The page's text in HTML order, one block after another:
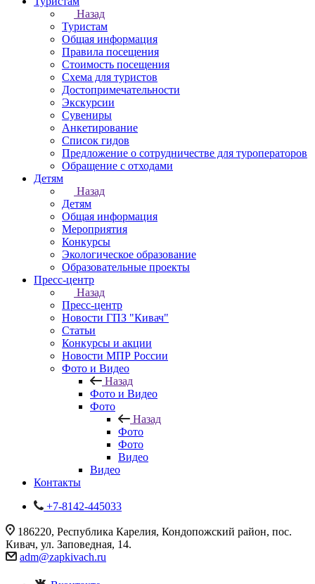
Назад
Туристам
Общая информация
Правила посещения
Стоимость посещения
Схема для туристов
Достопримечательности
Экскурсии
Сувениры
Анкетирование
Список гидов
Предложение о сотрудничестве для туроператоров
Обращение с отходами
Детям
Назад
Детям
Общая информация
Мероприятия
Конкурсы
Экологическое образование
Образовательные проекты
Пресс-центр
Назад
Пресс-центр
Новости ГПЗ "Кивач"
Статьи
Конкурсы и акции
Новости МПР России
Фото и Видео
Назад
Фото и Видео
Фото
Назад
Фото
Фото
Видео
Видео
Контакты
+7-8142-445033
186220, Республика Карелия, Кондопожский район, пос.
Кивач, ул. Заповедная, 14.
adm@zapkivach.ru